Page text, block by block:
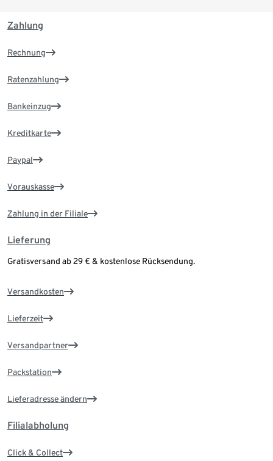
Zahlung
Rechnung
Ratenzahlung
Bankeinzug
Kreditkarte
Paypal
Vorauskasse
Zahlung in der Filiale
Lieferung
Gratisversand ab 29 € & kostenlose Rücksendung.
Versandkosten
Lieferzeit
Versandpartner
Packstation
Lieferadresse ändern
Filialabholung
Click & Collect